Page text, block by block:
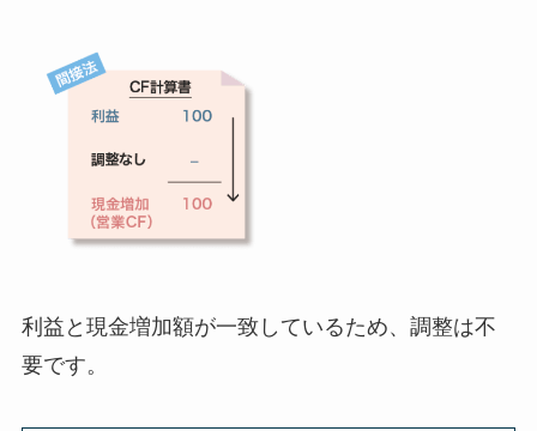
利益と現金増加額が一致しているため、調整は不
要です。